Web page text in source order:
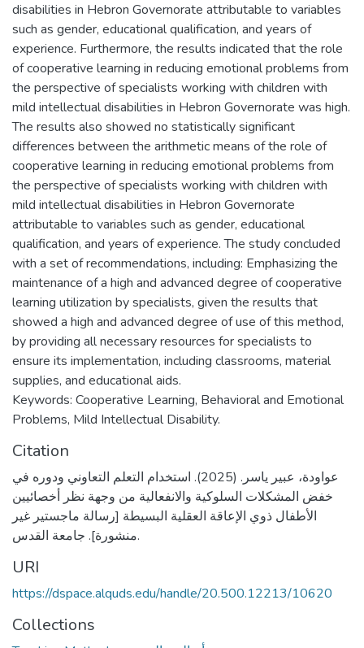
disabilities in Hebron Governorate attributable to variables
such as gender, educational qualification, and years of
experience. Furthermore, the results indicated that the role
of cooperative learning in reducing emotional problems from
the perspective of specialists working with children with
mild intellectual disabilities in Hebron Governorate was high.
The results also showed no statistically significant
differences between the arithmetic means of the role of
cooperative learning in reducing emotional problems from
the perspective of specialists working with children with
mild intellectual disabilities in Hebron Governorate
attributable to variables such as gender, educational
qualification, and years of experience. The study concluded
with a set of recommendations, including: Emphasizing the
maintenance of a high and advanced degree of cooperative
learning utilization by specialists, given the results that
showed a high and advanced degree of use of this method,
by providing all necessary resources for specialists to
ensure its implementation, including classrooms, material
supplies, and educational aids.
Keywords: Cooperative Learning, Behavioral and Emotional
Problems, Mild Intellectual Disability.
Citation
عواودة، عبير ياسر. (2025). استخدام التعلم التعاوني ودوره في
خفض المشكلات السلوكية والانفعالية من وجهة نظر أخصائيين
الأطفال ذوي الإعاقة العقلية البسيطة [رسالة ماجستير غير
منشورة]. جامعة القدس.
URI
https://dspace.alquds.edu/handle/20.500.12213/10620
Collections